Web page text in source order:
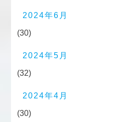
2024年6月
(30)
2024年5月
(32)
2024年4月
(30)